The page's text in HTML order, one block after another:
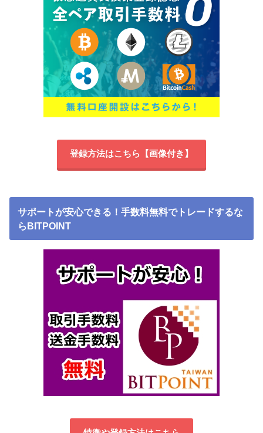
登録方法はこちら【画像付き】
サポートが安心できる！手数料無料でトレードするな
らBITPOINT